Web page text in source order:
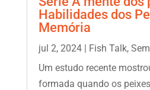
Habilidades dos
Memória
jul 2, 2024| Fish Talk,
Um estudo recente
formada quando os